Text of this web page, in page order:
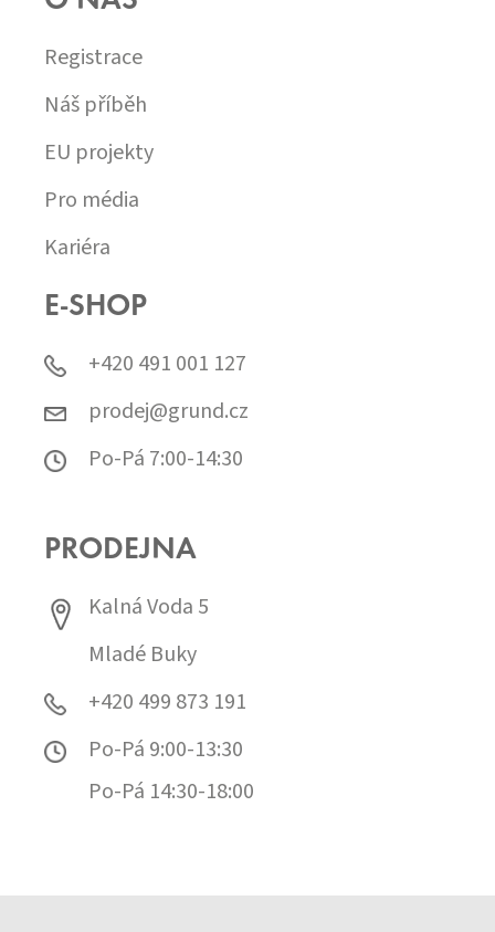
Registrace
Náš příběh
EU projekty
Pro média
Kariéra
E-SHOP
+420 491 001 127
prodej@grund.cz
Po-Pá 7:00-14:30
PRODEJNA
Kalná Voda 5
Mladé Buky
+420 499 873 191
Po-Pá 9:00-13:30
Po-Pá 14:30-18:00